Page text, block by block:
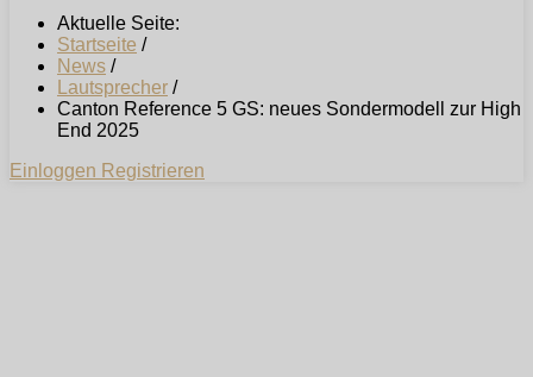
Aktuelle Seite:
Startseite /
News /
Lautsprecher /
Canton Reference 5 GS: neues Sondermodell zur High
End 2025
Einloggen Registrieren